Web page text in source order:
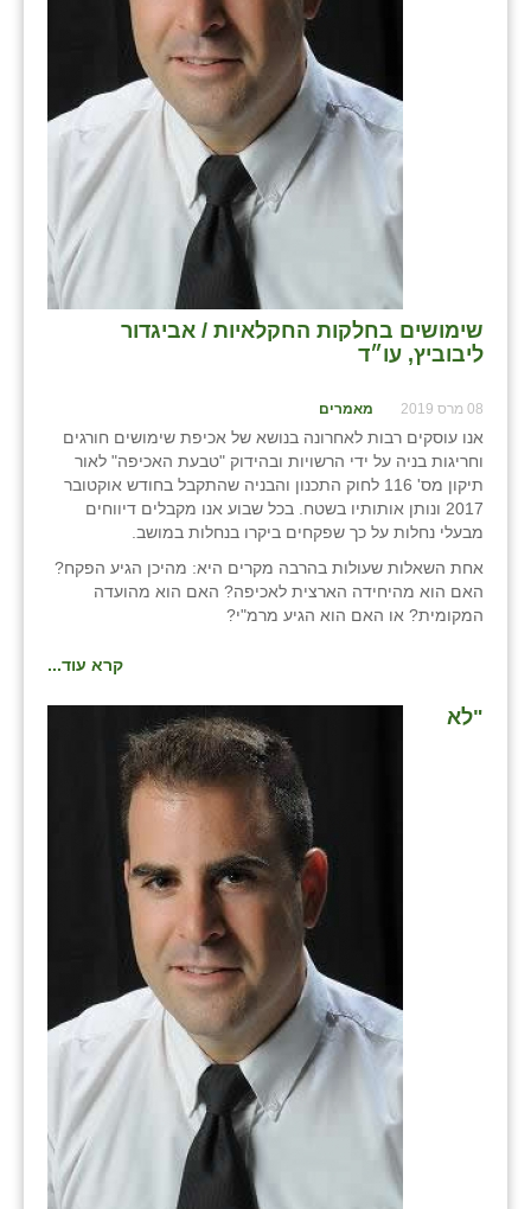
שימושים בחלקות החקלאיות / אביגדור
ליבוביץ, עו״ד
08 מרס 2019 מאמרים
אנו עוסקים רבות לאחרונה בנושא של אכיפת שימושים חורגים
וחריגות בניה על ידי הרשויות ובהידוק "טבעת האכיפה" לאור
תיקון מס' 116 לחוק התכנון והבניה שהתקבל בחודש אוקטובר
2017 ונותן אותותיו בשטח. בכל שבוע אנו מקבלים דיווחים
מבעלי נחלות על כך שפקחים ביקרו בנחלות במושב.
אחת השאלות שעולות בהרבה מקרים היא: מהיכן הגיע הפקח?
האם הוא מהיחידה הארצית לאכיפה? האם הוא מהועדה
המקומית? או האם הוא הגיע מרמ"י?
קרא עוד...
"לא
קלחים
רימונים
רמות השבים
רמת הדר
שבי ציון
שדה ורבורג
שדמה